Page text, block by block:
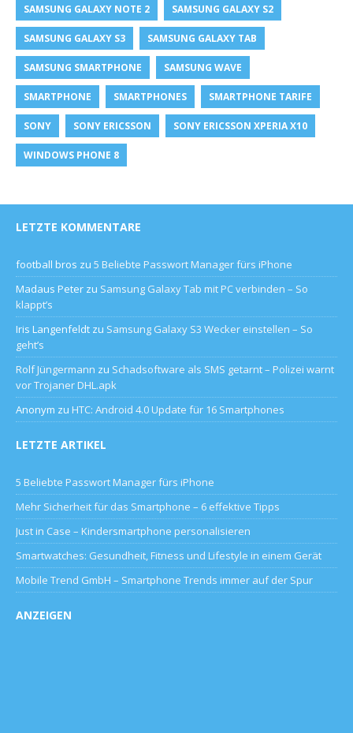
SAMSUNG GALAXY NOTE 2 SAMSUNG GALAXY S2
SAMSUNG GALAXY S3 SAMSUNG GALAXY TAB
SAMSUNG SMARTPHONE SAMSUNG WAVE
SMARTPHONE SMARTPHONES SMARTPHONE TARIFE
SONY SONY ERICSSON SONY ERICSSON XPERIA X10
WINDOWS PHONE 8
LETZTE KOMMENTARE
football bros zu 5 Beliebte Passwort Manager fürs iPhone
Madaus Peter zu Samsung Galaxy Tab mit PC verbinden – So
klappt’s
Iris Langenfeldt zu Samsung Galaxy S3 Wecker einstellen – So
geht’s
Rolf Jüngermann zu Schadsoftware als SMS getarnt – Polizei warnt
vor Trojaner DHL.apk
Anonym zu HTC: Android 4.0 Update für 16 Smartphones
LETZTE ARTIKEL
5 Beliebte Passwort Manager fürs iPhone
Mehr Sicherheit für das Smartphone – 6 effektive Tipps
Just in Case – Kindersmartphone personalisieren
Smartwatches: Gesundheit, Fitness und Lifestyle in einem Gerät
Mobile Trend GmbH – Smartphone Trends immer auf der Spur
ANZEIGEN